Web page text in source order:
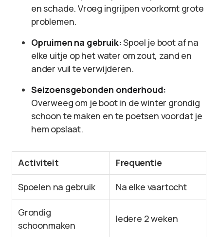
en schade. Vroeg ingrijpen voorkomt grote
problemen.
Opruimen na gebruik:Spoel je boot af na
elke uitje op het water om zout, zand en
ander vuil te verwijderen.
Seizoensgebonden onderhoud:
Overweeg om je boot in de winter grondig
schoon te maken en te poetsen voordat je
hem opslaat.
Activiteit Frequentie
Spoelen na gebruik Na elke vaartocht
Grondig
schoonmaken
Iedere 2 weken